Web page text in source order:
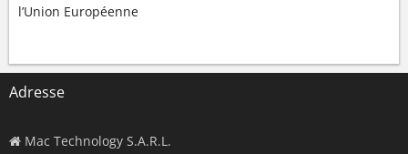
l’Union Européenne
Adresse
Mac Technology S.A.R.L.